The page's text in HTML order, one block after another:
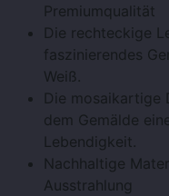
Premiumqualität
Die rechteckige
faszinierendes
Weiß.
Die mosaikartige
dem Gemälde
Lebendigkeit.
Nachhaltige
Ausstrahlung